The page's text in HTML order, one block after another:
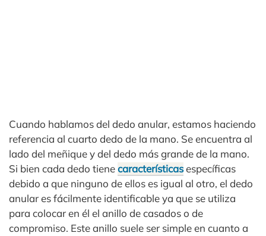
Cuando hablamos del dedo anular, estamos haciendo
referencia al cuarto dedo de la mano. Se encuentra al
lado del meñique y del dedo más grande de la mano.
Si bien cada dedo tienecaracterísticasespecíficas
debido a que ninguno de ellos es igual al otro, el dedo
anular es fácilmente identificable ya que se utiliza
para colocar en él el anillo de casados o de
compromiso. Este anillo suele ser simple en cuanto a